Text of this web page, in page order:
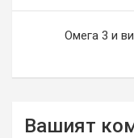
Омега 3 и
Вашият